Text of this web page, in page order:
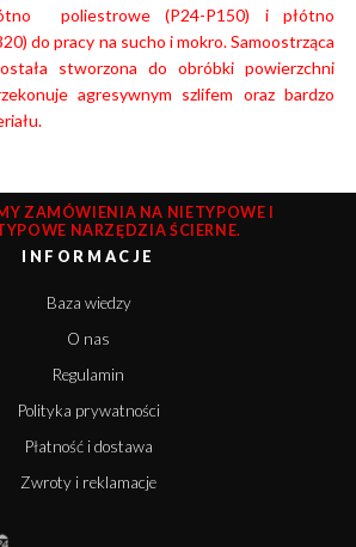
poliestrowe (P24-P150) i płótno
do pracy na sucho i mokro. Samoostrząca
stworzona do obróbki powierzchni
agresywnym szlifem oraz bardzo
ZAMÓWIENIA NA NIETYPOWE I
NARZĘDZIA ŚCIERNE.
INFORMACJE
Baza wiedzy
O nas
Regulamin
Polityka prywatności
Płatność i dostawa
Zwroty i reklamacje